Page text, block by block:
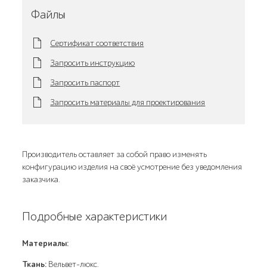
Файлы
Сертификат соответствия
Запросить инструкцию
Запросить паспорт
Запросить материалы для проектирования
Производитель оставляет за собой право изменять
конфигурацию изделия на своё усмотрение без уведомления
заказчика.
Подробные характеристики
Материалы:
Ткань: Вельвет-люкс.